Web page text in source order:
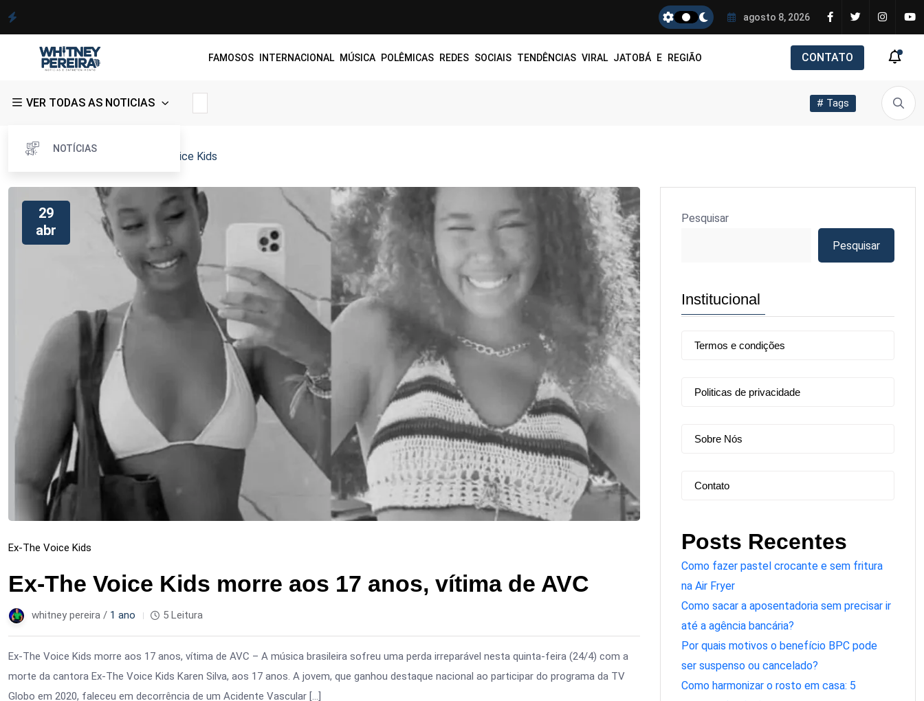
agosto 8, 2026
FAMOSOS INTERNACIONAL MÚSICA POLÊMICAS REDES SOCIAIS TENDÊNCIAS VIRAL JATOBÁ E REGIÃO CONTATO
VER TODAS AS NOTICIAS
NOTÍCIAS
# Tags
Whitney Pereira Ex-The Voice Kids
29
abr
Ex-The Voice Kids
Ex-The Voice Kids morre aos 17 anos, vítima de AVC
whitney pereira / 1 ano 5 Leitura
Ex-The Voice Kids morre aos 17 anos, vítima de AVC – A música brasileira sofreu uma perda irreparável nesta quinta-feira (24/4) com a
morte da cantora Ex-The Voice Kids Karen Silva, aos 17 anos. A jovem, que ganhou destaque nacional ao participar do programa da TV
Globo em 2020, faleceu em decorrência de um Acidente Vascular […]
Pesquisar
Pesquisar
Institucional
Termos e condições
Politicas de privacidade
Sobre Nós
Contato
Posts Recentes
Como fazer pastel crocante e sem fritura
na Air Fryer
Como sacar a aposentadoria sem precisar ir
até a agência bancária?
Por quais motivos o benefício BPC pode
ser suspenso ou cancelado?
Como harmonizar o rosto em casa: 5